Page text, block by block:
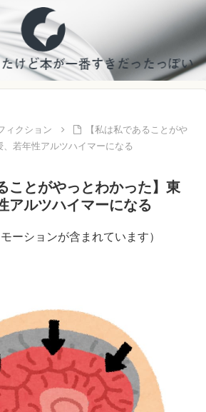
ィクション
【私は私であることがや
、若年性アルツハイマーになる
ことがやっとわかった】東
アルツハイマーになる
ーションが含まれています）